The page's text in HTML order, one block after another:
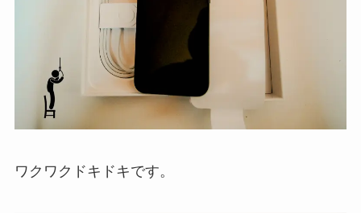
ワクワクドキドキです。